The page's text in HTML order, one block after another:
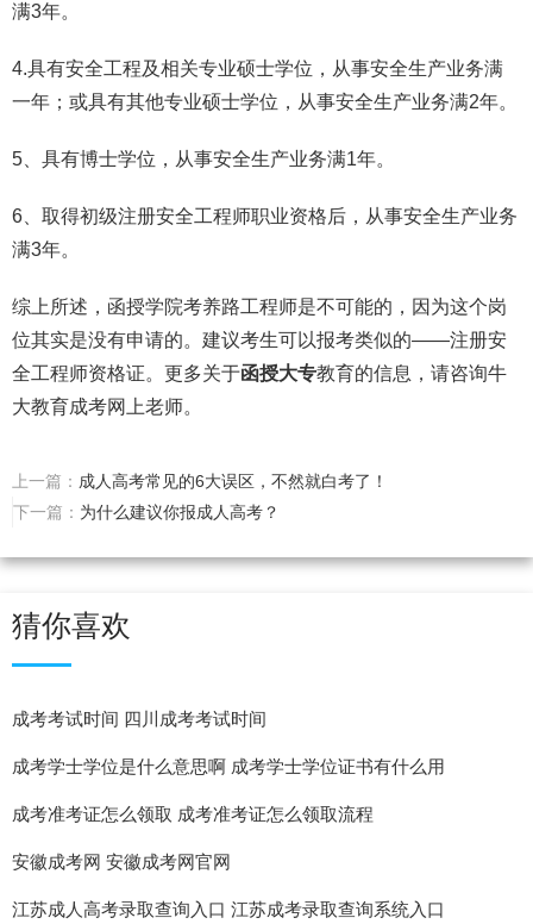
满3年。
4.具有安全工程及相关专业硕士学位，从事安全生产业务满
一年；或具有其他专业硕士学位，从事安全生产业务满2年。
5、具有博士学位，从事安全生产业务满1年。
6、取得初级注册安全工程师职业资格后，从事安全生产业务
满3年。
综上所述，函授学院考养路工程师是不可能的，因为这个岗
位其实是没有申请的。建议考生可以报考类似的——注册安
全工程师资格证。更多关于函授大专教育的信息，请咨询牛
大教育成考网上老师。
上一篇： 成人高考常见的6大误区，不然就白考了！
下一篇： 为什么建议你报成人高考？
猜你喜欢
成考考试时间 四川成考考试时间
成考学士学位是什么意思啊 成考学士学位证书有什么用
成考准考证怎么领取 成考准考证怎么领取流程
安徽成考网 安徽成考网官网
江苏成人高考录取查询入口 江苏成考录取查询系统入口